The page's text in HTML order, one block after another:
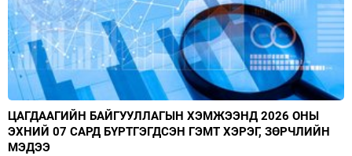
ЦАГДААГИЙН БАЙГУУЛЛАГЫН ХЭМЖЭЭНД 2026 ОНЫ
ЭХНИЙ 07 САРД БҮРТГЭГДСЭН ГЭМТ ХЭРЭГ, ЗӨРЧЛИЙН
МЭДЭЭ